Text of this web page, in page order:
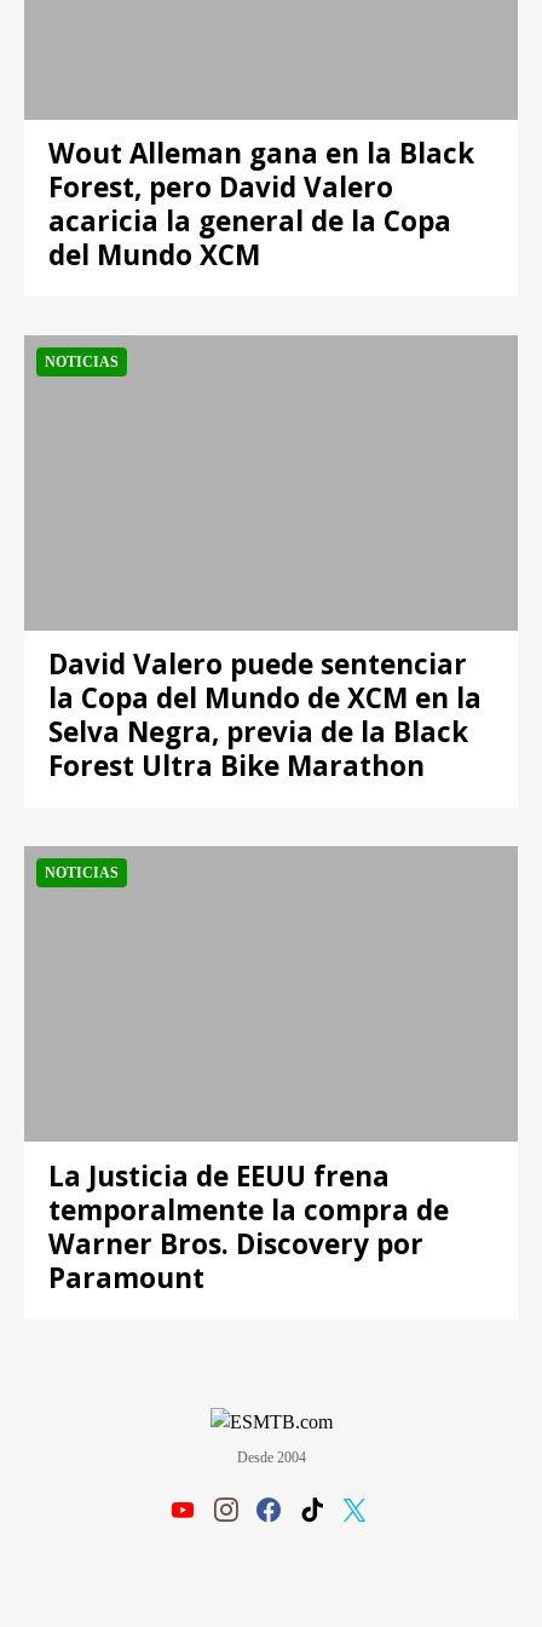
Wout Alleman gana en la Black
Forest, pero David Valero
acaricia la general de la Copa
del Mundo XCM
NOTICIAS
David Valero puede sentenciar
la Copa del Mundo de XCM en la
Selva Negra, previa de la Black
Forest Ultra Bike Marathon
NOTICIAS
La Justicia de EEUU frena
temporalmente la compra de
Warner Bros. Discovery por
Paramount
Desde 2004